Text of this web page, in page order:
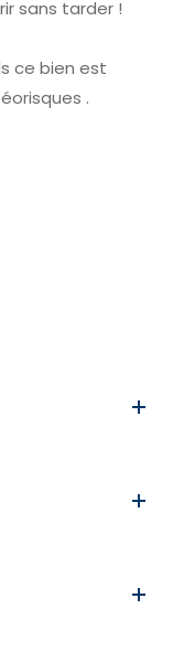
sans tarder !
ce bien est
.